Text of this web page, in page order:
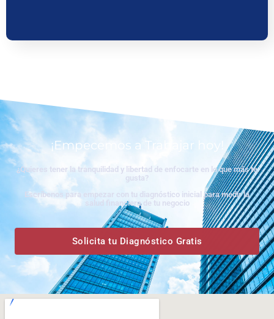
¡Empecemos a Trabajar hoy!
¿Quieres tener la tranquilidad y libertad de enfocarte en lo que más te
gusta?
Escríbenos para empezar con tu diagnóstico inicial para medir la
salud financiera de tu negocio
Solicita tu Diagnóstico Gratis